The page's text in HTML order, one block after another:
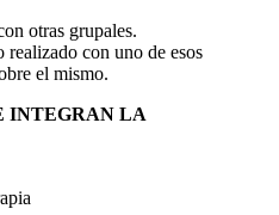
otras grupales.
con uno de esos
el mismo.
INTEGRAN LA